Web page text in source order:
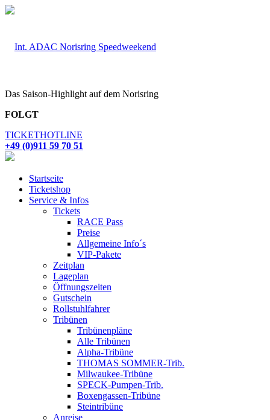
Das Saison-Highlight auf dem Norisring
FOLGT
TICKETHOTLINE
+49 (0)911 59 70 51
Startseite
Ticketshop
Service & Infos
Tickets
RACE Pass
Preise
Allgemeine Info´s
VIP-Pakete
Zeitplan
Lageplan
Öffnungszeiten
Gutschein
Rollstuhlfahrer
Tribünen
Tribünenpläne
Alle Tribünen
Alpha-Tribüne
THOMAS SOMMER-Trib.
Milwaukee-Tribüne
SPECK-Pumpen-Trib.
Boxengassen-Tribüne
Steintribüne
Anreise